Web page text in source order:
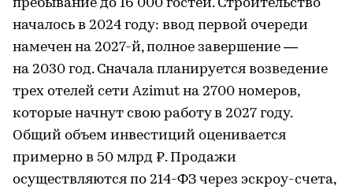
пребывание до 16 000 гостей. Строительство
началось в 2024 году: ввод первой очереди
намечен на 2027-й, полное завершение —
на 2030 год. Сначала планируется возведение
трех отелей сети Azimut на 2700 номеров,
которые начнут свою работу в 2027 году.
Общий объем инвестиций оценивается
примерно в 50 млрд ₽. Продажи
осуществляются по 214-ФЗ через эскроу-счета,